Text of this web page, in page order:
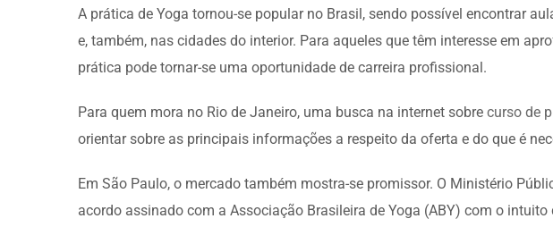
A prática de Yoga tornou-se popular no Brasil, sendo possível encontrar
e, também, nas cidades do interior. Para aqueles que têm interesse em
prática pode tornar-se uma oportunidade de carreira profissional.
Para quem mora no Rio de Janeiro, uma busca na internet sobre curso de
orientar sobre as principais informações a respeito da oferta e do que é
Em São Paulo, o mercado também mostra-se promissor. O Ministério
acordo assinado com a Associação Brasileira de Yoga (ABY) com o